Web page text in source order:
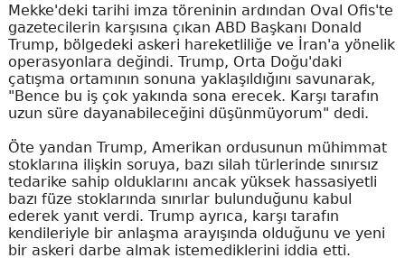
Mekke'deki tarihi imza töreninin ardından Oval Ofis'te
gazetecilerin karşısına çıkan ABD Başkanı Donald
Trump, bölgedeki askeri hareketliliğe ve İran'a yönelik
operasyonlara değindi. Trump, Orta Doğu'daki
çatışma ortamının sonuna yaklaşıldığını savunarak,
"Bence bu iş çok yakında sona erecek. Karşı tarafın
uzun süre dayanabileceğini düşünmüyorum" dedi.
Öte yandan Trump, Amerikan ordusunun mühimmat
stoklarına ilişkin soruya, bazı silah türlerinde sınırsız
tedarike sahip olduklarını ancak yüksek hassasiyetli
bazı füze stoklarında sınırlar bulunduğunu kabul
ederek yanıt verdi. Trump ayrıca, karşı tarafın
kendileriyle bir anlaşma arayışında olduğunu ve yeni
bir askeri darbe almak istemediklerini iddia etti.